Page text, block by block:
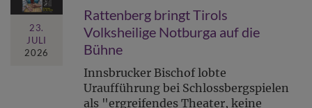
23.
JULI
2026
Rattenberg bringt Tirols
Volksheilige Notburga auf die
Bühne
Innsbrucker Bischof lobte
Uraufführung bei Schlossbergspielen
als "ergreifendes Theater, keine